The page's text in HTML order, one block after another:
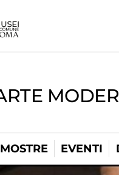
MOSTRE EVENTI